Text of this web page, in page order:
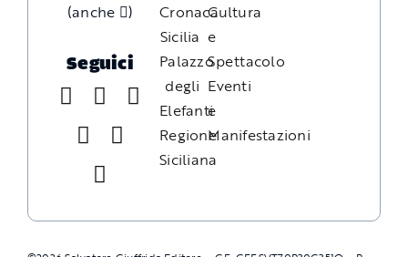
(anche
)
Seguici
Cronaca
Sicilia
Palazzo
degli
Elefanti
Regione
Siciliana
Cultura
e
Spettacolo
Eventi
e
Manifestazioni